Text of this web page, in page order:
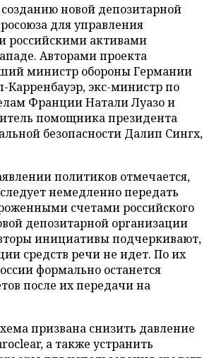
новой депозитарной
для управления
российскими активами
Авторами проекта
министр обороны Германии
Карренбауэр, экс-министр по
Франции Натали Луазо и
помощника президента
безопасности Далип Сингх,
политиков отмечается,
немедленно передать
счетами российского
депозитарной организации
инициативы подчеркивают,
средств речи не идет. По их
формально останется
после их передачи на
призвана снизить давление
а также устранить